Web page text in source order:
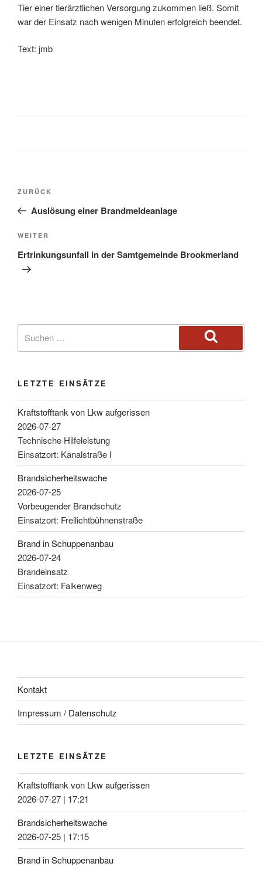
Tier einer tierärztlichen Versorgung zukommen ließ. Somit
war der Einsatz nach wenigen Minuten erfolgreich beendet.
Text: jmb
ZURÜCK
Auslösung einer Brandmeldeanlage
WEITER
Ertrinkungsunfall in der Samtgemeinde Brookmerland
LETZTE EINSÄTZE
Kraftstofftank von Lkw aufgerissen
2026-07-27
Technische Hilfeleistung
Einsatzort: Kanalstraße I
Brandsicherheitswache
2026-07-25
Vorbeugender Brandschutz
Einsatzort: Freilichtbühnenstraße
Brand in Schuppenanbau
2026-07-24
Brandeinsatz
Einsatzort: Falkenweg
Kontakt
Impressum / Datenschutz
LETZTE EINSÄTZE
Kraftstofftank von Lkw aufgerissen
2026-07-27 | 17:21
Brandsicherheitswache
2026-07-25 | 17:15
Brand in Schuppenanbau